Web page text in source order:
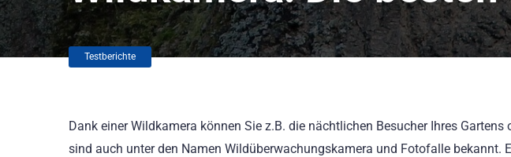
Testberichte
Dank einer Wildkamera können Sie z.B. die nächtlichen Besucher Ihres
sind auch unter den Namen Wildüberwachungskamera und Fotofalle bekannt.